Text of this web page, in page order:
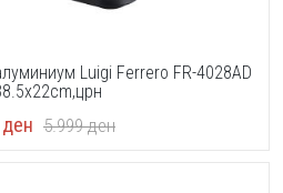
Luigi Ferrero FR-4028AD
ден 5.999ден